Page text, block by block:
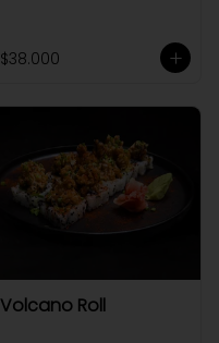
$38.000
Volcano Roll